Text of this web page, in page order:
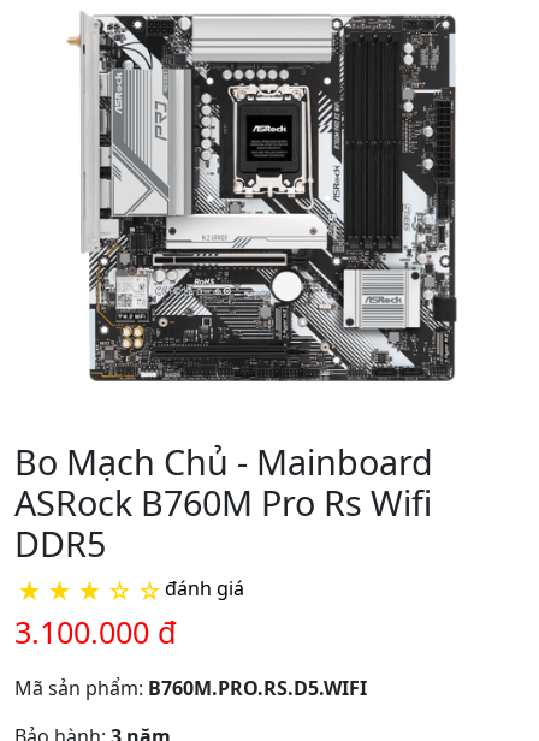
Bo Mạch Chủ - Mainboard
ASRock B760M Pro Rs Wifi
DDR5
★ ★ ★ ☆ ☆đánh giá
3.100.000 đ
Mã sản phẩm: B760M.PRO.RS.D5.WIFI